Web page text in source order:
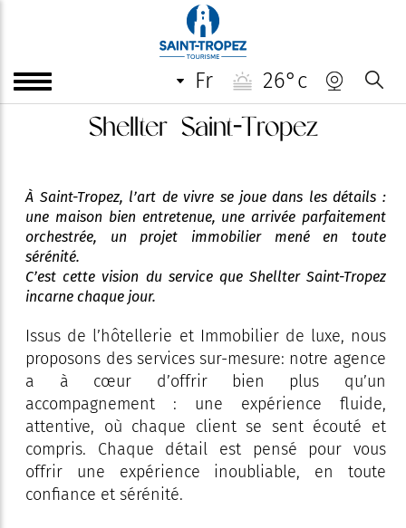
fr 26°c
Shellter Saint-Tropez
À Saint-Tropez, l’art de vivre se joue dans les détails :
une maison bien entretenue, une arrivée parfaitement
orchestrée, un projet immobilier mené en toute
sérénité.
C’est cette vision du service que Shellter Saint-Tropez
incarne chaque jour.
Issus de l’hôtellerie et Immobilier de luxe, nous
proposons des services sur-mesure: notre agence
a à cœur d’offrir bien plus qu’un
accompagnement : une expérience fluide,
attentive, où chaque client se sent écouté et
compris. Chaque détail est pensé pour vous
offrir une expérience inoubliable, en toute
confiance et sérénité.